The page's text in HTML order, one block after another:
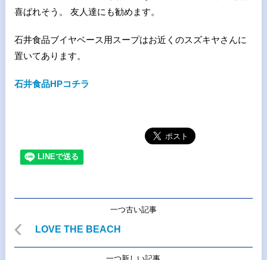
喜ばれそう。 友人達にも勧めます。
石井食品ブイヤベース用スープはお近くのスズキヤさんに
置いてあります。
石井食品HPコチラ
一つ古い記事
LOVE THE BEACH